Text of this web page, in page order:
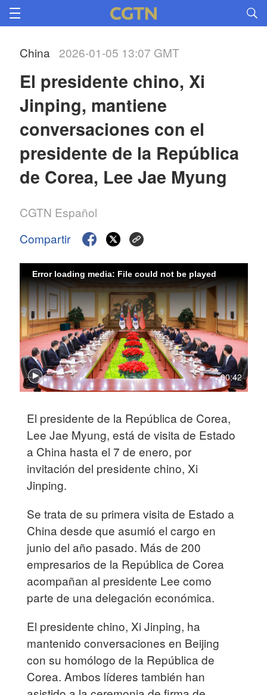
China 2026-01-05 13:07 GMT
El presidente chino, Xi
Jinping, mantiene
conversaciones con el
presidente de la República
de Corea, Lee Jae Myung
CGTN Español
Compartir
00:42
Error loading media: File could not be played
El presidente de la República de Corea,
Lee Jae Myung, está de visita de Estado
a China hasta el 7 de enero, por
invitación del presidente chino, Xi
Jinping.
Se trata de su primera visita de Estado a
China desde que asumió el cargo en
junio del año pasado. Más de 200
empresarios de la República de Corea
acompañan al presidente Lee como
parte de una delegación económica.
El presidente chino, Xi Jinping, ha
mantenido conversaciones en Beijing
con su homólogo de la República de
Corea. Ambos líderes también han